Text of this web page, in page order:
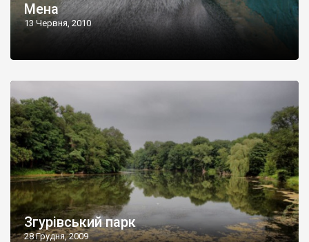
Мена
13 Червня, 2010
Згурівський парк
28 Грудня, 2009